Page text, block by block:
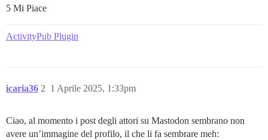
5 Mi Piace
ActivityPub Plugin
icaria36 1 Aprile 2025, 1:33pm
2
Ciao, al momento i post degli attori su Mastodon sembrano non
avere un’immagine del profilo, il che li fa sembrare meh: